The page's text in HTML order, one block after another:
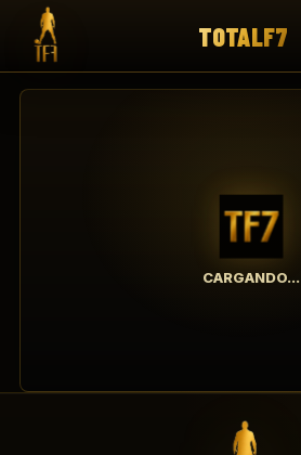
TOTALF7
CARGANDO...